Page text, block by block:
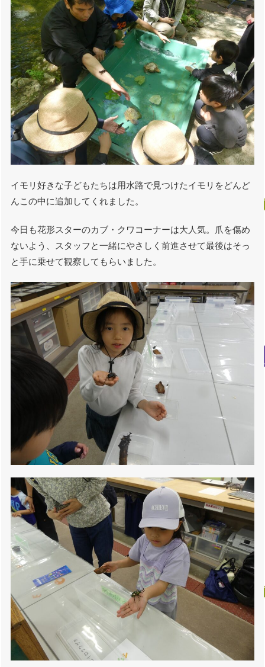
イモリ好きな子どもたちは用水路で見つけたイモリをどんど
んこの中に追加してくれました。
今日も花形スターのカブ・クワコーナーは大人気。爪を傷め
ないよう、スタッフと一緒にやさしく前進させて最後はそっ
と手に乗せて観察してもらいました。